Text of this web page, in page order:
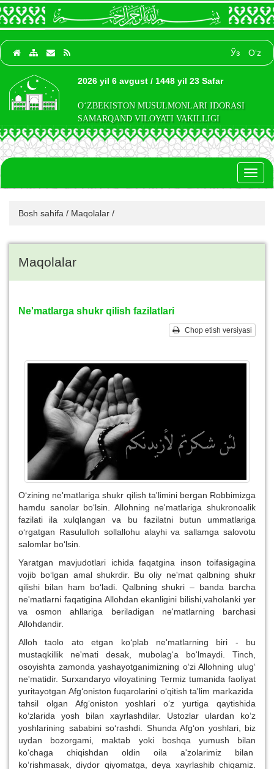
Ўз O‘z
2026 yil 6 avgust / 1448 yil 23 Safar
O‘ZBEKISTON MUSULMONLARI IDORASI
SAMARQAND VILOYATI VAKILLIGI
Bosh sahifa / Maqolalar /
Maqolalar
Ne'matlarga shukr qilish fazilatlari
Chop etish versiyasi
O‘zining ne'matlariga shukr qilish ta'limini bergan Robbimizga
hamdu sanolar bo‘lsin. Allohning ne'matlariga shukronoalik
fazilati ila xulqlangan va bu fazilatni butun ummatlariga
o‘rgatgan Rasululloh sollallohu alayhi va sallamga salovotu
salomlar bo‘lsin.
Yaratgan mavjudotlari ichida faqatgina inson toifasigagina
vojib bo‘lgan amal shukrdir. Bu oliy ne'mat qalbning shukr
qilishi bilan ham bo‘ladi. Qalbning shukri – banda barcha
ne'matlarni faqatigina Allohdan ekanligini bilishi,vaholanki yer
va osmon ahllariga beriladigan ne'matlarning barchasi
Allohdandir.
Alloh taolo ato etgan ko‘plab ne'matlarning biri - bu
mustaqkillik ne'mati desak, mubolag‘a bo‘lmaydi. Tinch,
osoyishta zamonda yashayotganimizning o‘zi Allohning ulug‘
ne'matidir. Surxandaryo viloyatining Termiz tumanida faoliyat
yuritayotgan Afg‘oniston fuqarolarini o‘qitish ta'lim markazida
tahsil olgan Afg‘oniston yoshlari o‘z yurtiga qaytishida
ko‘zlarida yosh bilan xayrlashdilar. Ustozlar ulardan ko‘z
yoshlarining sababini so‘rashdi. Shunda Afg‘on yoshlari, biz
uydan bozorgami, maktab yoki boshqa yumush bilan
ko‘chaga chiqishdan oldin oila a'zolarimiz bilan
ko‘rishmasak, diydor qiyomatga, deya xayrlashib chiqamiz.